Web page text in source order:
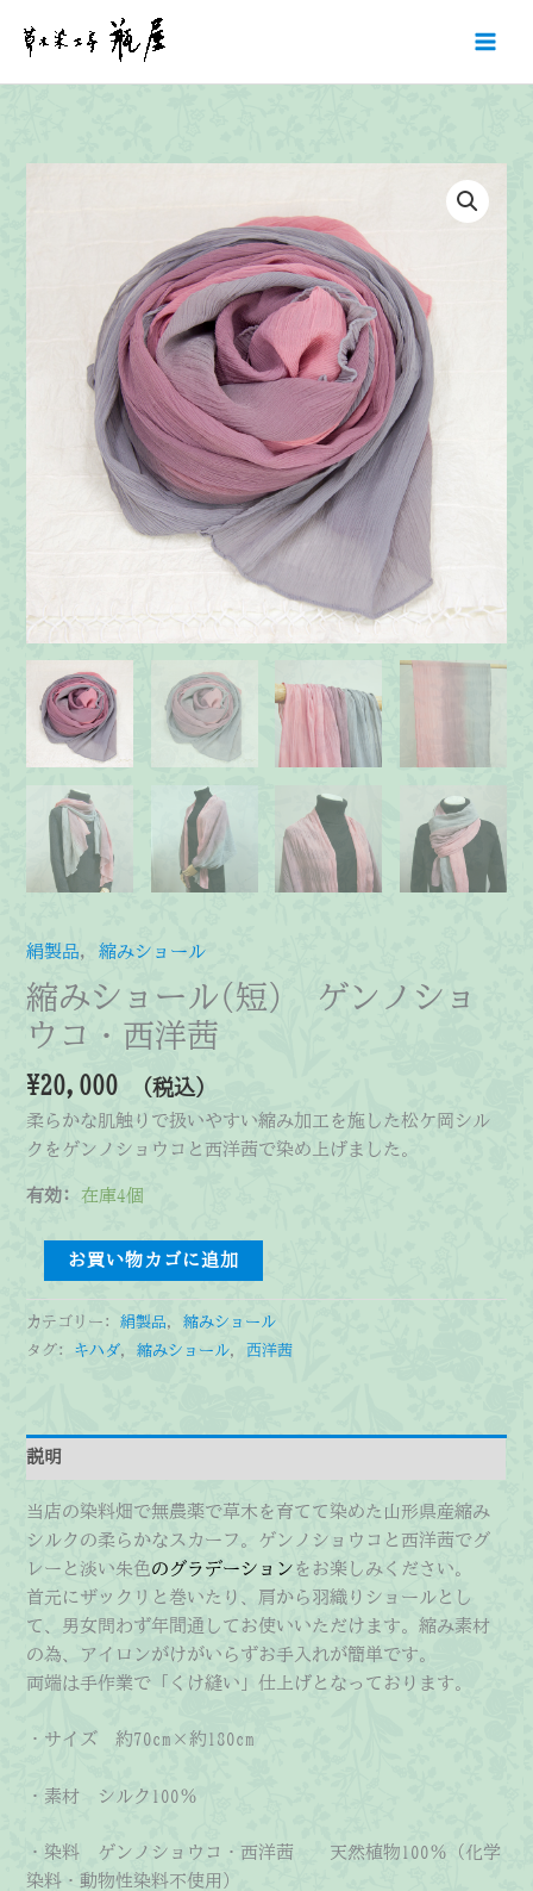
絹製品,縮みショール
縮みショール(短) ゲンノショ
ウコ・西洋茜
¥20,000 （税込）
柔らかな肌触りで扱いやすい縮み加工を施した松ケ岡シル
クをゲンノショウコと西洋茜で染め上げました。
有効: 在庫4個
シ
ゲ
ン
ノ
シ
ョ
ウ
コ・
西
洋
個
お買い物カゴに追加
カテゴリー:絹製品,縮みショール
タグ: キハダ,縮みショール, 西洋茜
説明
当店の染料畑で無農薬で草木を育てて染めた山形県産縮み
シルクの柔らかなスカーフ。ゲンノショウコと西洋茜でグ
レーと淡い朱色 のグラデーション をお楽しみください。
首元にザックリと巻いたり、肩から羽織りショールとし
て、男女問わず年間通してお使いいただけます。縮み素材
の為、アイロンがけがいらずお手入れが簡単です。
両端は手作業で「くけ縫い」仕上げとなっております。
・サイズ 約70cm×約180cm
・素材 シルク100％
・染料 ゲンノショウコ・西洋茜 天然植物100％（化学
染料・動物性染料不使用）